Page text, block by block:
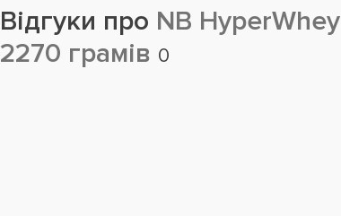
Відгуки про NB HyperWhey
2270 грамів 0